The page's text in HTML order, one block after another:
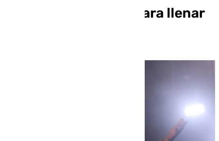
20 años de Melendi para llenar